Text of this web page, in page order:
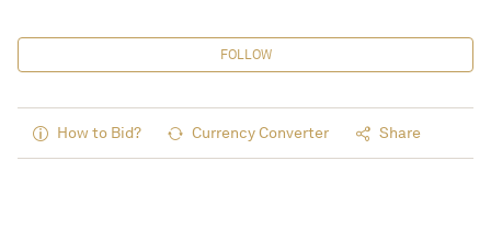
FOLLOW
How to Bid? Currency Converter Share